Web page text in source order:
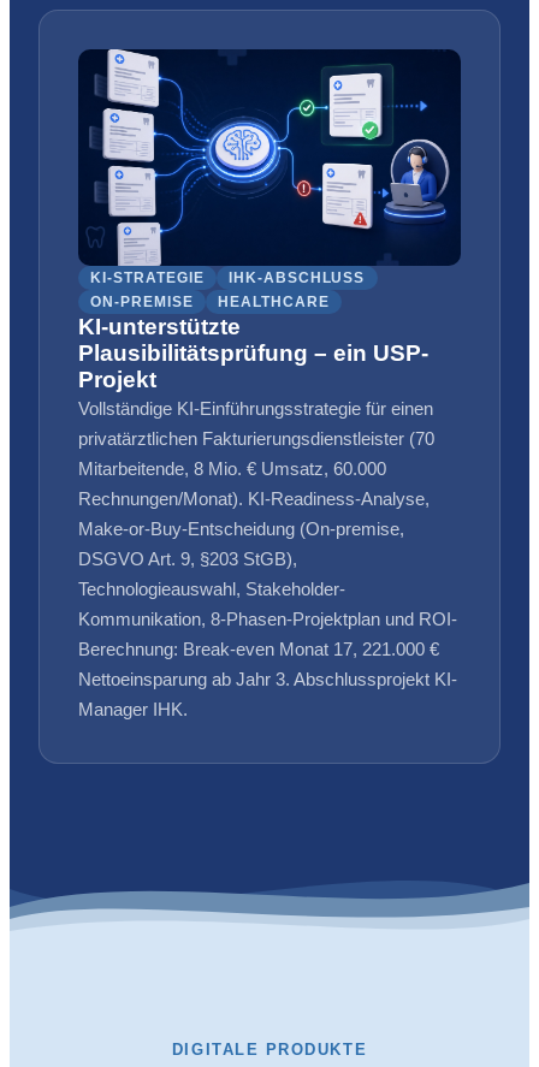
KI-STRATEGIE
IHK-ABSCHLUSS
ON-PREMISE
HEALTHCARE
KI-unterstützte
Plausibilitätsprüfung – ein USP-
Projekt
Vollständige KI-Einführungsstrategie für einen
privatärztlichen Fakturierungsdienstleister (70
Mitarbeitende, 8 Mio. € Umsatz, 60.000
Rechnungen/Monat). KI-Readiness-Analyse,
Make-or-Buy-Entscheidung (On-premise,
DSGVO Art. 9, §203 StGB),
Technologieauswahl, Stakeholder-
Kommunikation, 8-Phasen-Projektplan und ROI-
Berechnung: Break-even Monat 17, 221.000 €
Nettoeinsparung ab Jahr 3. Abschlussprojekt KI-
Manager IHK.
DIGITALE PRODUKTE